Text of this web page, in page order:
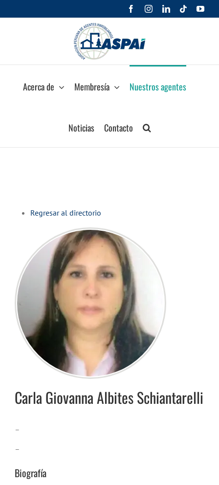
al
FacebookInstagramLinkedIn
Tiktok
Acerca de Membresía Nuestros agentes
Noticias Contacto
Regresar al directorio
Carla GiovannaAlbites Schiantarelli
–
–
Biografía